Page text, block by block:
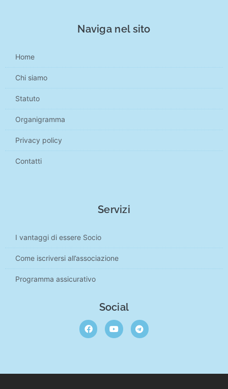
Naviga nel sito
Home
Chi siamo
Statuto
Organigramma
Privacy policy
Contatti
Servizi
I vantaggi di essere Socio
Come iscriversi all’associazione
Programma assicurativo
Social